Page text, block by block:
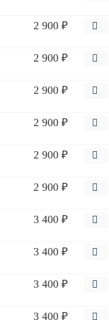
2 900 ₽
2 900 ₽
2 900 ₽
2 900 ₽
2 900 ₽
2 900 ₽
3 400 ₽
3 400 ₽
3 400 ₽
3 400 ₽